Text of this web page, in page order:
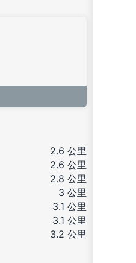
2.6 公里
2.6 公里
2.8 公里
3 公里
3.1 公里
3.1 公里
3.2 公里